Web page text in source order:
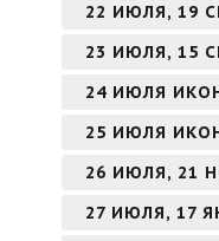
22 ИЮЛЯ, 19
23 ИЮЛЯ, 15
24 ИЮЛЯ
25 ИЮЛЯ
26 ИЮЛЯ, 21
27 ИЮЛЯ, 17